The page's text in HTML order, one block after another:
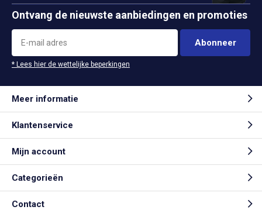
Ontvang de nieuwste aanbiedingen en promoties
Abonneer
* Lees hier de wettelijke beperkingen
Meer informatie
Klantenservice
Mijn account
Categorieën
Contact